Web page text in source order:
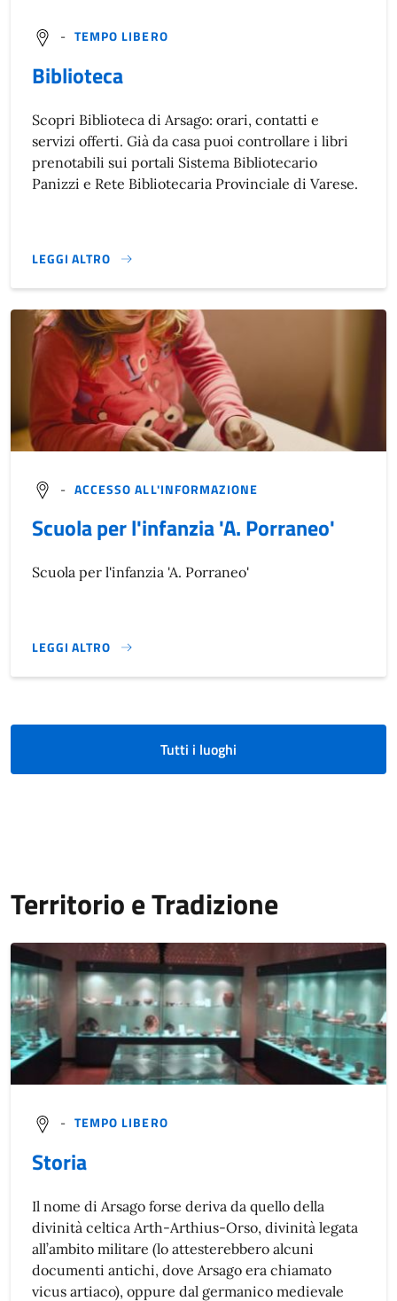
- TEMPO LIBERO
Biblioteca
Scopri Biblioteca di Arsago: orari, contatti e
servizi offerti. Già da casa puoi controllare i libri
prenotabili sui portali Sistema Bibliotecario
Panizzi e Rete Bibliotecaria Provinciale di Varese.
LEGGI ALTRO
}
- ACCESSO ALL'INFORMAZIONE
Scuola per l'infanzia 'A. Porraneo'
Scuola per l'infanzia 'A. Porraneo'
LEGGI ALTRO
}
Tutti i luoghi
Territorio e Tradizione
- TEMPO LIBERO
Storia
Il nome di Arsago forse deriva da quello della
divinità celtica Arth-Arthius-Orso, divinità legata
all’ambito militare (lo attesterebbero alcuni
documenti antichi, dove Arsago era chiamato
vicus artiaco), oppure dal germanico medievale